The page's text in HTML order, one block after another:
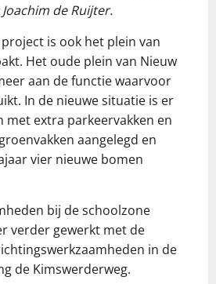
de Ruijter.
is ook het plein van
Het oude plein van Nieuw
aan de functie waarvoor
In de nieuwe situatie is er
met extra parkeervakken en
aangelegd en
vier nieuwe bomen
bij de schoolzone
verder gewerkt met de
in de
de Kimswerderweg.